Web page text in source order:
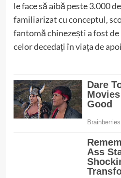
le face să aibă peste 3.000
familiarizat cu conceptul,
fantomă chinezești a fost
celor decedați în viața de